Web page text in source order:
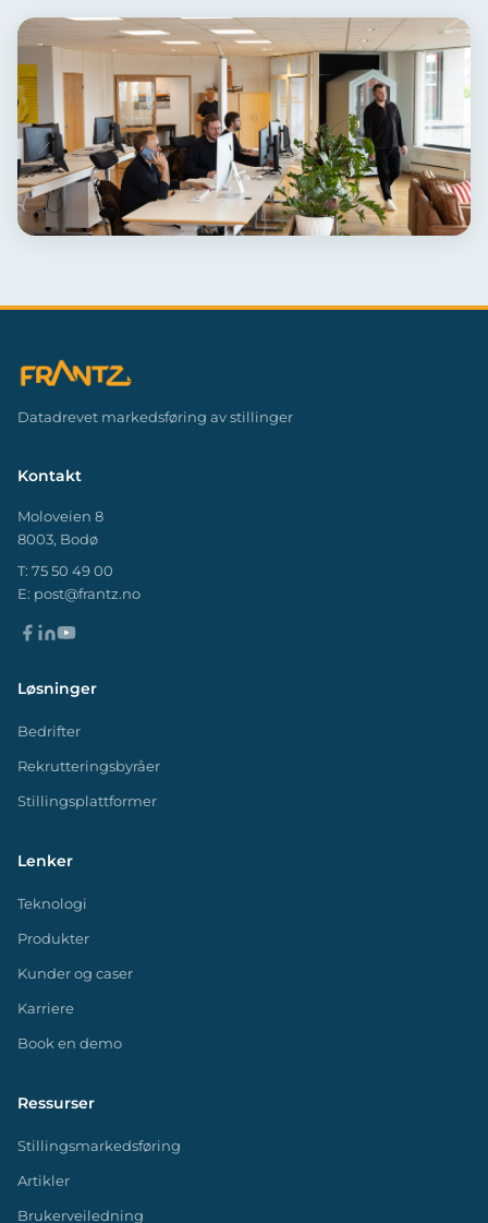
Datadrevet markedsføring av stillinger
Kontakt
Moloveien 8
8003, Bodø
T: 75 50 49 00
E: post@frantz.no
Løsninger
Bedrifter
Rekrutteringsbyråer
Stillingsplattformer
Lenker
Teknologi
Produkter
Kunder og caser
Karriere
Book en demo
Ressurser
Stillingsmarkedsføring
Artikler
Brukerveiledning